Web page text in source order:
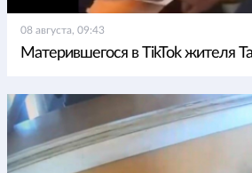
08 августа, 09:43
Матерившегося в TikTok жителя